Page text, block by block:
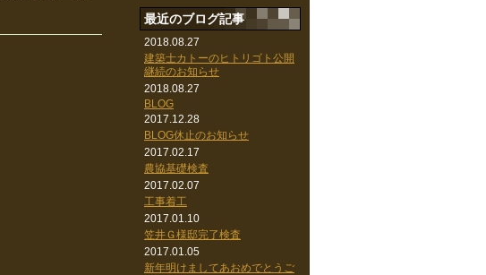
最近のブログ記事
2018.08.27
建築士カトーのヒトリゴト公開
継続のお知らせ
2018.08.27
BLOG
2017.12.28
BLOG休止のお知らせ
2017.02.17
農協基礎検査
2017.02.07
工事着工
2017.01.10
笠井Ｇ様邸完了検査
2017.01.05
新年明けましてあおめでとうご